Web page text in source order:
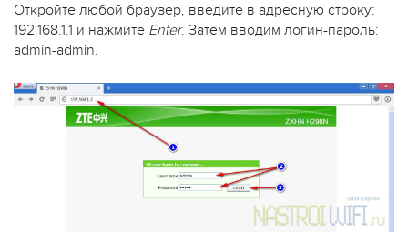
Откройте любой браузер, введите в адресную строку:
192.168.1.1 и нажмите Enter. Затем вводим логин-пароль:
admin-admin.